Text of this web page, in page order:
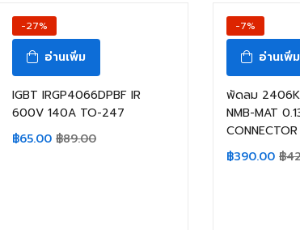
-27%
อ่านเพิ่ม
IGBT IRGP4066DPBF IR
600V 140A TO-247
฿65.00 ฿89.00
-7%
อ่านเพิ่ม
พัดลม
NMB-MAT
฿390.00 ฿